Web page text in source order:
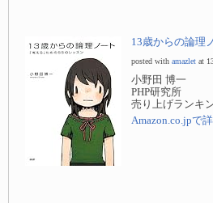
13歳からの論理
posted with amazlet at
小野田 博一
PHP研究所
売り上げランキ
Amazon.co.jpで